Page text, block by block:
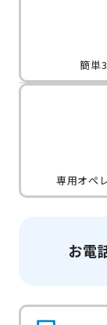
簡単
専用オペ
お電